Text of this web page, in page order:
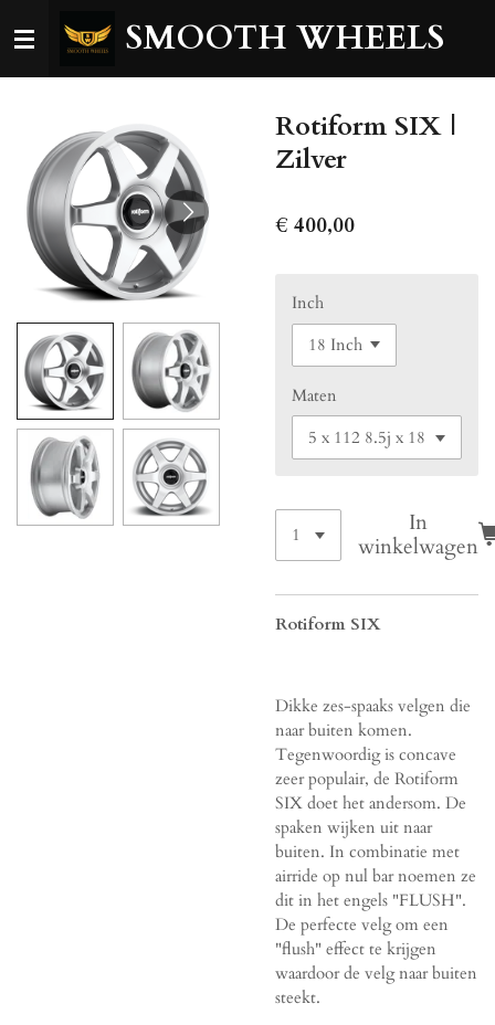
direct
SMOOTH WHEELS
Rotiform SIX |
Zilver
€ 400,00
Inch
Maten
In
winkelwagen
Rotiform SIX
Dikke zes-spaaks velgen die
naar buiten komen.
Tegenwoordig is concave
zeer populair, de Rotiform
SIX doet het andersom. De
spaken wijken uit naar
buiten. In combinatie met
airride op nul bar noemen ze
dit in het engels "FLUSH".
De perfecte velg om een
"flush" effect te krijgen
waardoor de velg naar buiten
steekt.